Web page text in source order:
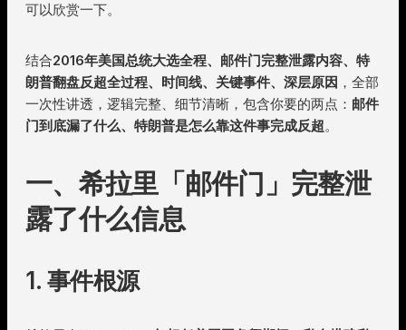
可以欣赏一下。
结合2016年美国总统大选全程、邮件门完整泄露内容、特
朗普翻盘反超全过程、时间线、关键事件、深层原因 ，全部
一次性讲透，逻辑完整、细节清晰，包含你要的两点： 邮件
门到底漏了什么、特朗普是怎么靠这件事完成反超。
一、希拉里「邮件门」完整泄
露了什么信息
1. 事件根源